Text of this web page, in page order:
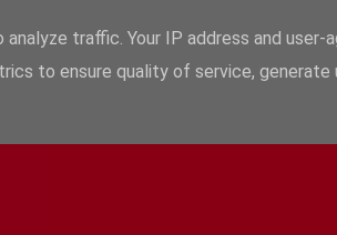
traffic. Your IP address and user-
to ensure quality of service, generate